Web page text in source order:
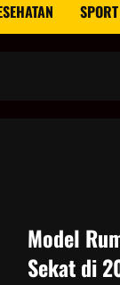
SPORT
Model
Sekat di